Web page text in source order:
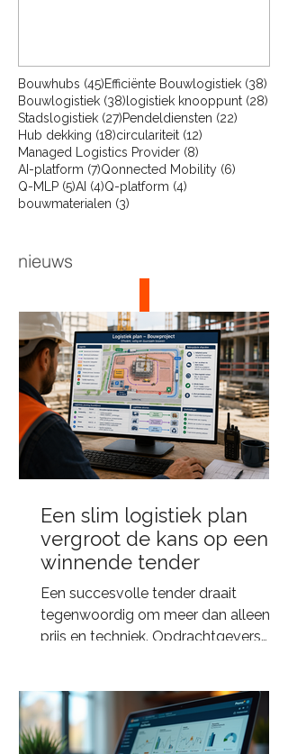
Bouwhubs (45)45 posts
Efficiënte Bouwlogistiek (38)
Bouwlogistiek (38)38 posts
logistiek knooppunt (28)
Stadslogistiek (27)27 posts
Pendeldiensten (22)
Hub dekking (18)18 posts
circulariteit (12)
Managed Logistics Provider (8)
AI-platform (7)7 posts
Qonnected Mobility (6)
Q-MLP (5)5 posts
AI (4)4 posts
Q-platform (4)
bouwmaterialen (3)
nieuws
Een slim logistiek plan
vergroot de kans op een
winnende tender
Een succesvolle tender draait
tegenwoordig om meer dan alleen
prijs en techniek. Opdrachtgevers
Een slim logistiek en duurzaam plan
laat zien dat een project veilig,
duurzaam en efficiënt kan worden